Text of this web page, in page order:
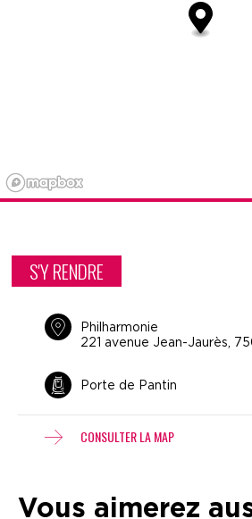
S'Y RENDRE
Philharmonie
221 avenue Jean-Jaurès,
Porte de Pantin
CONSULTER LA MAP
Vous aimerez